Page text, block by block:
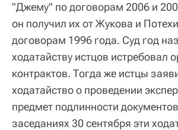
"Джему" по договорам 2006 и
он получил их от Жукова и
договорам 1996 года. Суд год
ходатайству истцов истребовал
контрактов. Тогда же истцы
ходатайство о проведении
предмет подлинности
заседаниях 30 сентября эти